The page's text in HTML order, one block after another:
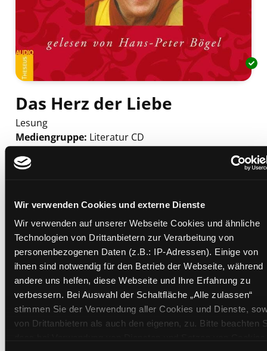
Wir verwenden Cookies und externe Dienste
Wir verwenden auf unserer Webseite Cookies und ähnliche
Technologien von Drittanbietern zur Verarbeitung von
personenbezogenen Daten (z.B.: IP-Adressen). Einige von
ihnen sind notwendig für den Betrieb der Webseite, während
andere uns helfen, diese Webseite und Ihre Erfahrung zu
verbessern. Bei Auswahl der Schaltfläche „Alle zulassen“
stimmen Sie der Verwendung aller Cookies und Dienste,
von Drittanbietern als auch den eigenen, zu. Bitte beachten
Das Herz der Liebe
Lesung
Mediengruppe: Literatur CD
Mehr Informationen ein-/ausblenden
Exemplare
Zweigstelle:Gösting
Signatur: TD.PR.EBE DAL
Standort 2: Ausleihe